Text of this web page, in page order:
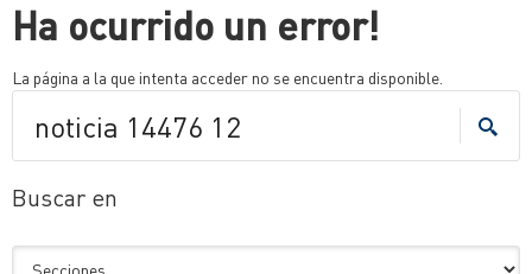
Ha ocurrido un error!
La página a la que intenta acceder no se encuentra disponible.
Buscar en